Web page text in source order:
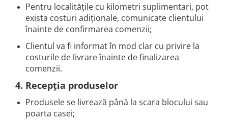
Pentru localitățile cu kilometri suplimentari, pot
exista costuri adiționale, comunicate clientului
înainte de confirmarea comenzii;
Clientul va fi informat în mod clar cu privire la
costurile de livrare înainte de finalizarea
comenzii.
4. Recepția produselor
Produsele se livrează până la scara blocului sau
poarta casei;